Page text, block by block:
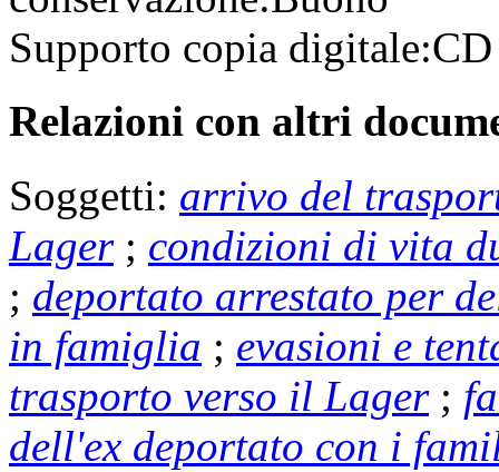
Supporto copia digitale:
Relazioni con altri
Soggetti: arrivo del
Lager; condizioni di vita
; deportato arrestato per
in famiglia ; evasioni e
trasporto verso il Lager;
dell'ex deportato con i